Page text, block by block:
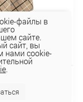
файлы в
сайте.
сайт, вы
нами cookie-
.